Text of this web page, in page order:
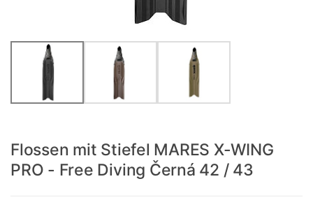
Flossen mit Stiefel MARES X-WING
PRO - Free Diving Černá 42 / 43